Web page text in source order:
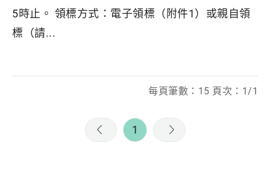
5時止。 領標方式：電子領標（附件1）或親自領
標（請...
每頁筆數：15 頁次：1/1
1